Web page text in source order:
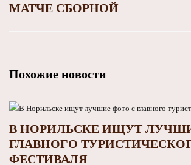
МАТЧЕ СБОРНОЙ
Похожие новости
В НОРИЛЬСКЕ ИЩУТ
ГЛАВНОГО
ФЕСТИВАЛЯ